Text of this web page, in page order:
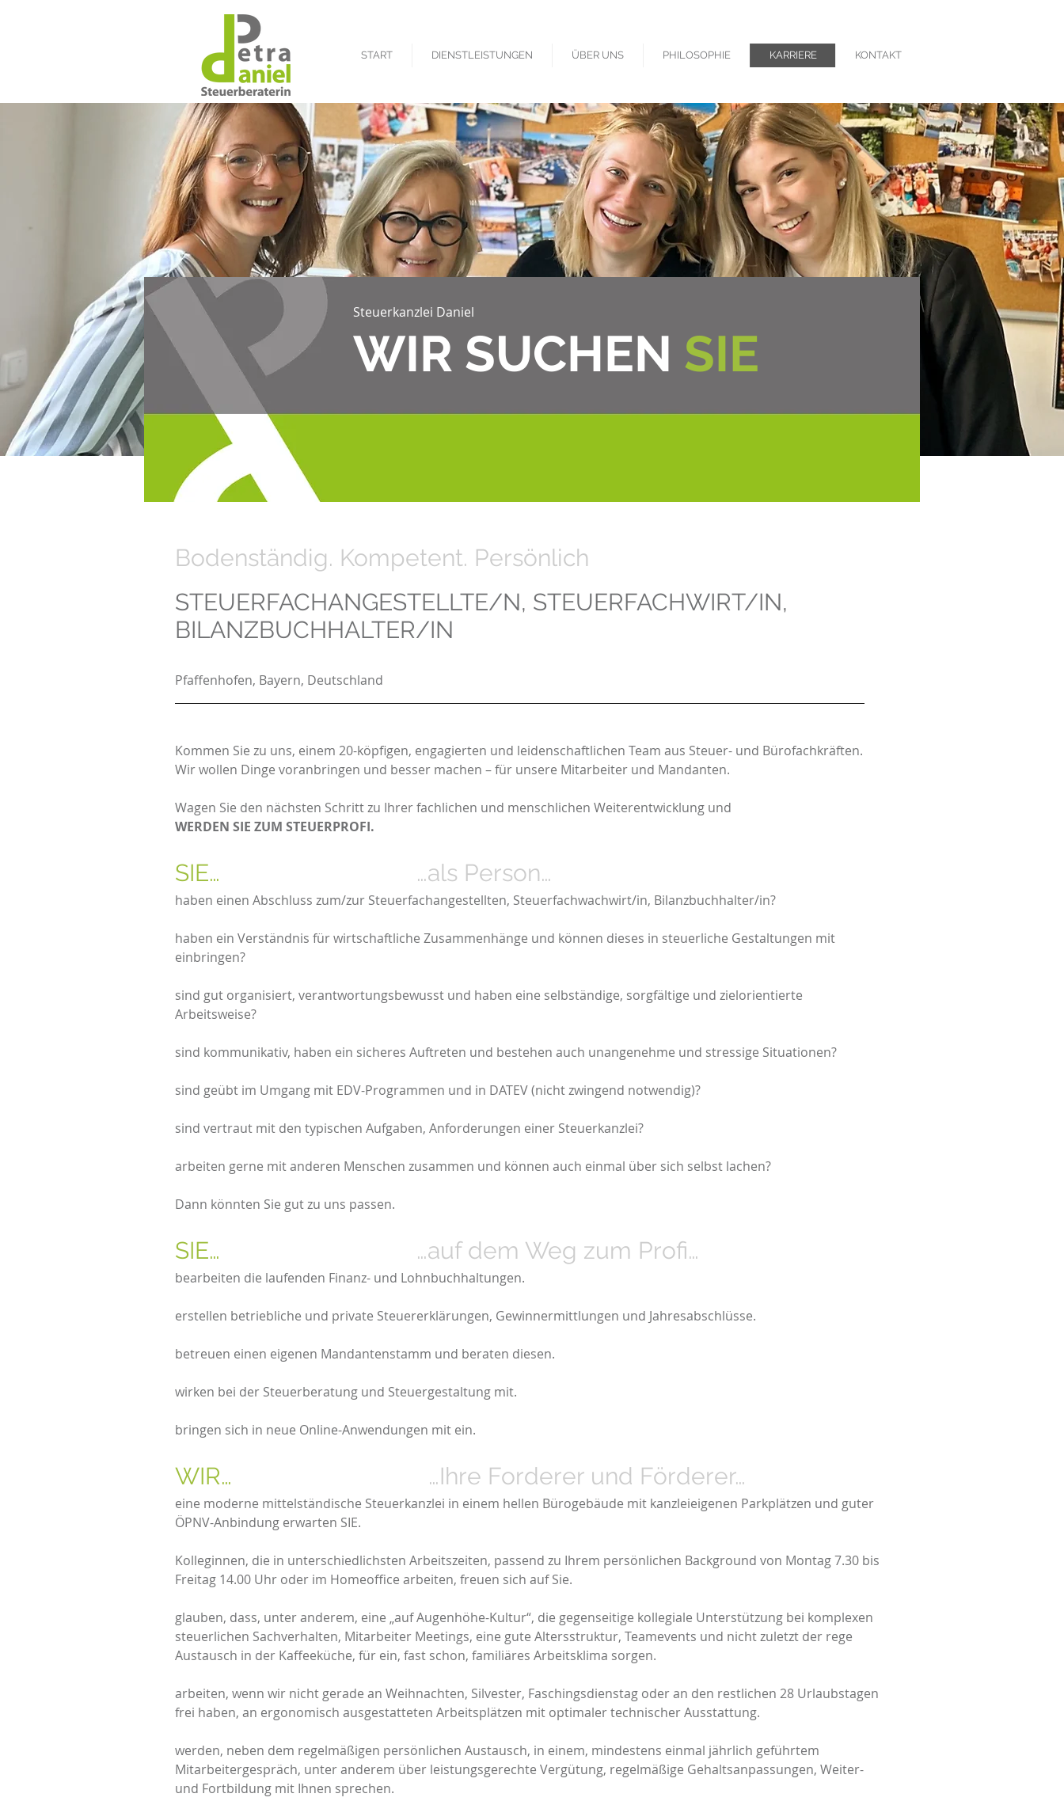
START DIENSTLEISTUNGEN ÜBER UNS PHILOSOPHIE KARRIERE KONTAKT
Steuerkanzlei Daniel
WIR SUCHEN SIE
Bodenständig. Kompetent. Persönlich
STEUERFACHANGESTELLTE/N, STEUERFACHWIRT/IN,
BILANZBUCHHALTER/IN
Pfaffenhofen, Bayern, Deutschland
Kommen Sie zu uns, einem 20-köpfigen, engagierten und leidenschaftlichen Team aus Steuer- und Bürofachkräften.
Wir wollen Dinge voranbringen und besser machen – für unsere Mitarbeiter und Mandanten.
Wagen Sie den nächsten Schritt zu Ihrer fachlichen und menschlichen Weiterentwicklung und
WERDEN SIE ZUM STEUERPROFI.
SIE… …als Person…
haben einen Abschluss zum/zur Steuerfachangestellten, Steuerfachwachwirt/in, Bilanzbuchhalter/in?
haben ein Verständnis für wirtschaftliche Zusammenhänge und können dieses in steuerliche Gestaltungen mit
einbringen?
sind gut organisiert, verantwortungsbewusst und haben eine selbständige, sorgfältige und zielorientierte
Arbeitsweise?
sind kommunikativ, haben ein sicheres Auftreten und bestehen auch unangenehme und stressige Situationen?
sind geübt im Umgang mit EDV-Programmen und in DATEV (nicht zwingend notwendig)?
sind vertraut mit den typischen Aufgaben, Anforderungen einer Steuerkanzlei?
arbeiten gerne mit anderen Menschen zusammen und können auch einmal über sich selbst lachen?
Dann könnten Sie gut zu uns passen.
SIE… …auf dem Weg zum Profi…
bearbeiten die laufenden Finanz- und Lohnbuchhaltungen.
erstellen betriebliche und private Steuererklärungen, Gewinnermittlungen und Jahresabschlüsse.
betreuen einen eigenen Mandantenstamm und beraten diesen.
wirken bei der Steuerberatung und Steuergestaltung mit.
bringen sich in neue Online-Anwendungen mit ein.
WIR… …Ihre Forderer und Förderer…
eine moderne mittelständische Steuerkanzlei in einem hellen Bürogebäude mit kanzleieigenen Parkplätzen und guter
ÖPNV-Anbindung erwarten SIE.
Kolleginnen, die in unterschiedlichsten Arbeitszeiten, passend zu Ihrem persönlichen Background von Montag 7.30 bis
Freitag 14.00 Uhr oder im Homeoffice arbeiten, freuen sich auf Sie.
glauben, dass, unter anderem, eine „auf Augenhöhe-Kultur“, die gegenseitige kollegiale Unterstützung bei komplexen
steuerlichen Sachverhalten, Mitarbeiter Meetings, eine gute Altersstruktur, Teamevents und nicht zuletzt der rege
Austausch in der Kaffeeküche, für ein, fast schon, familiäres Arbeitsklima sorgen.
arbeiten, wenn wir nicht gerade an Weihnachten, Silvester, Faschingsdienstag oder an den restlichen 28 Urlaubstagen
frei haben, an ergonomisch ausgestatteten Arbeitsplätzen mit optimaler technischer Ausstattung.
werden, neben dem regelmäßigen persönlichen Austausch, in einem, mindestens einmal jährlich geführtem
Mitarbeitergespräch, unter anderem über leistungsgerechte Vergütung, regelmäßige Gehaltsanpassungen, Weiter-
und Fortbildung mit Ihnen sprechen.